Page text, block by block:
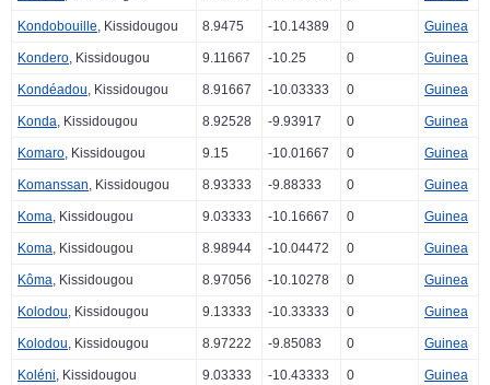
Kondobouille, Kissidougou 8.9475 -10.14389 0 Guinea
Kondero, Kissidougou 9.11667 -10.25 0 Guinea
Kondéadou, Kissidougou 8.91667 -10.03333 0 Guinea
Konda, Kissidougou 8.92528 -9.93917 0 Guinea
Komaro, Kissidougou 9.15 -10.01667 0 Guinea
Komanssan, Kissidougou 8.93333 -9.88333 0 Guinea
Koma, Kissidougou 9.03333 -10.16667 0 Guinea
Koma, Kissidougou 8.98944 -10.04472 0 Guinea
Kôma, Kissidougou 8.97056 -10.10278 0 Guinea
Kolodou, Kissidougou 9.13333 -10.33333 0 Guinea
Kolodou, Kissidougou 8.97222 -9.85083 0 Guinea
Koléni, Kissidougou 9.03333 -10.43333 0 Guinea